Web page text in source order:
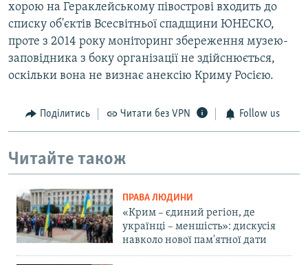
хорою на Гераклейському півострові входить до
списку об'єктів Всесвітньої спадщини ЮНЕСКО,
проте з 2014 року моніторинг збереження музею-
заповідника з боку організації не здійснюється,
оскільки вона не визнає анексію Криму Росією.
Поділитись Читати без VPN Follow us
Читайте також
ПРАВА ЛЮДИНИ
«Крим – єдиний регіон, де
українці – меншість»: дискусія
навколо нової пам'ятної дати